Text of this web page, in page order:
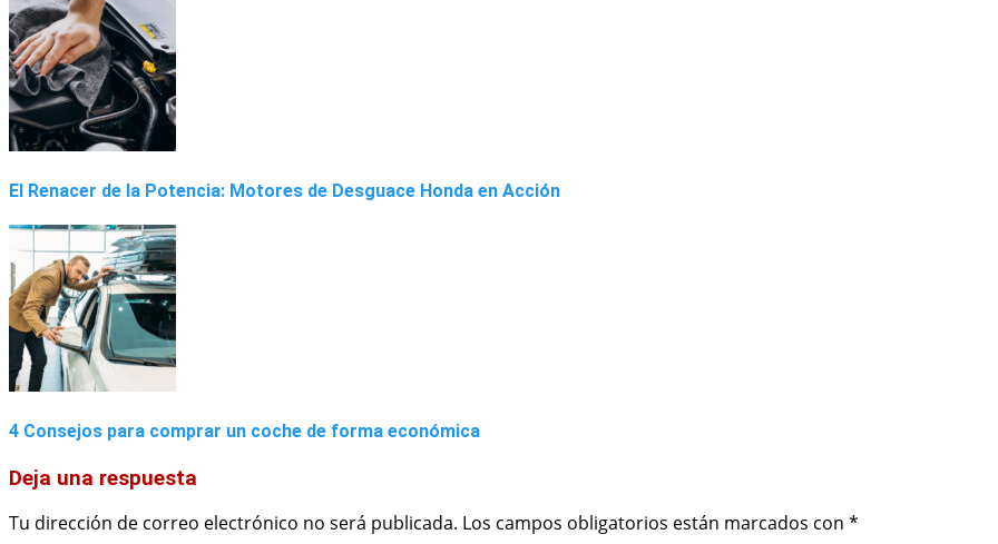
El Renacer de la Potencia: Motores de Desguace Honda en Acción
4 Consejos para comprar un coche de forma económica
Deja una respuesta
Tu dirección de correo electrónico no será publicada. Los campos obligatorios están marcados con *